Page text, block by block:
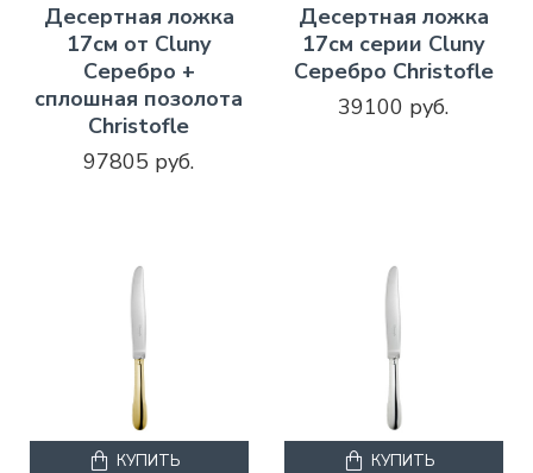
Десертная ложка
17см от Cluny
Серебро +
сплошная позолота
Christofle
97805 руб.
Десертная ложка
17см серии Cluny
Серебро Christofle
39100 руб.
КУПИТЬ КУПИТЬ